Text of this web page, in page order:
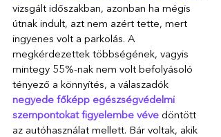
vizsgált időszakban, azonban ha mégis
útnak indult, azt nem azért tette, mert
ingyenes volt a parkolás. A
megkérdezettek többségének, vagyis
mintegy 55%-nak nem volt befolyásoló
tényező a könnyítés, a válaszadók
negyede főképp egészségvédelmi
szempontokat figyelembe véve döntött
az autóhasználat mellett. Bár voltak, akik